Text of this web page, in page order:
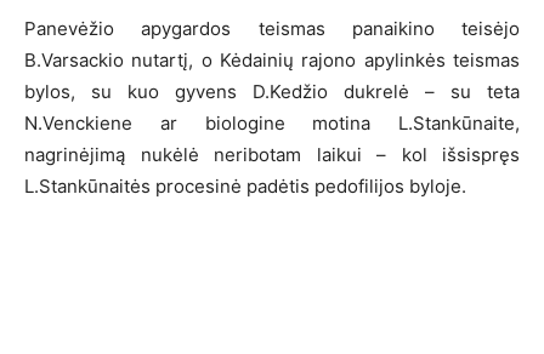
Panevėžio apygardos teismas panaikino teisėjo
B.Varsackio nutartį, o Kėdainių rajono apylinkės teismas
bylos, su kuo gyvens D.Kedžio dukrelė – su teta
N.Venckiene ar biologine motina L.Stankūnaite,
nagrinėjimą nukėlė neribotam laikui – kol išsispręs
L.Stankūnaitės procesinė padėtis pedofilijos byloje.